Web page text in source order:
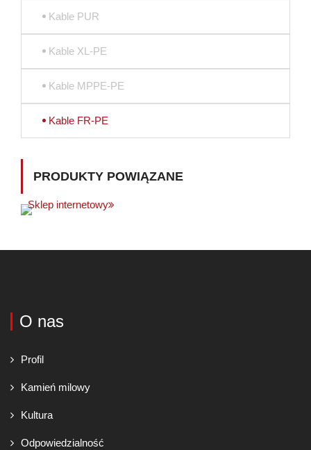
Kable PUR
Kable XL-PE
Kable MPPE-PE
Kable FR-PE
PRODUKTY POWIĄZANE
Sklep internetowy
O nas
Profil
Kamień milowy
Kultura
Odpowiedzialność